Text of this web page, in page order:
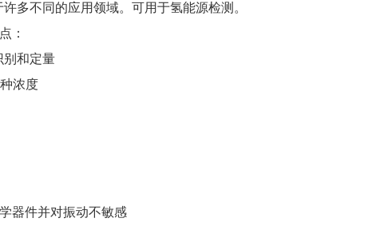
多不同的应用领域。可用于氢能源检测。
：
和定量
浓度
件并对振动不敏感